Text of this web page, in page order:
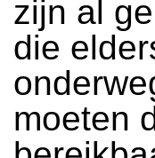
zijn al
die
moeten